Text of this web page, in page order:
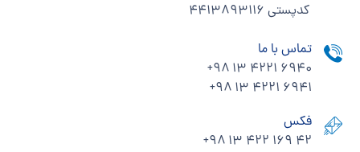
کدپستی ۴۴۱۳۸۹۳۱۱۶
تماس با ما
+۹۸ ۱۳ ۴۲۲۱ ۶۹۴۰
+۹۸ ۱۳ ۴۲۲۱ ۶۹۴1
فکس
+۹۸ ۱۳ ۴۲۲ ۱۶۹ ۴۲